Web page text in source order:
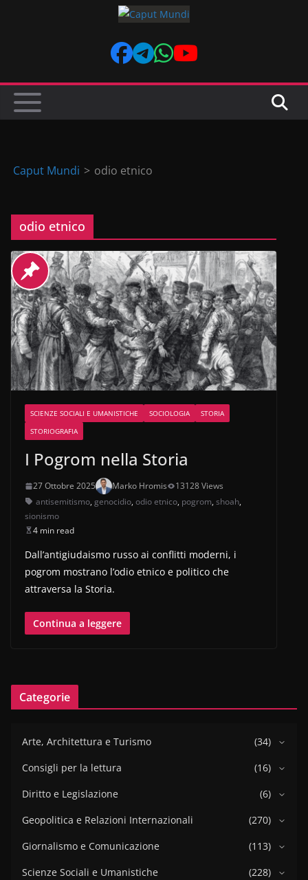
Caput Mundi > odio etnico
odio etnico
SCIENZE SOCIALI E UMANISTICHE SOCIOLOGIA
STORIA
STORIOGRAFIA
I Pogrom nella Storia
27 Ottobre 2025 Marko Hromis
13128 Views
antisemitismo, genocidio, odio etnico, pogrom, shoah,
sionismo
4 min read
Dall’antigiudaismo russo ai conflitti moderni, i
pogrom mostrano l’odio etnico e politico che
attraversa la Storia.
Continua a leggere
Categorie
Arte, Architettura e Turismo
(34)
Consigli per la lettura
(16)
Diritto e Legislazione
(6)
Geopolitica e Relazioni Internazionali
(270)
Giornalismo e Comunicazione
(113)
Scienze Sociali e Umanistiche
(228)